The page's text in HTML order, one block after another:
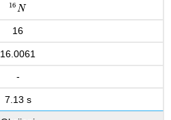
16 N
16N
16
16.0061
-
7.13 s